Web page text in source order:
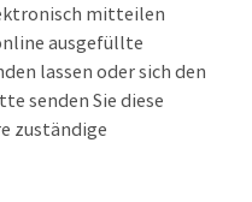
mitteilen
ausgefüllte
lassen oder sich den
senden Sie diese
zuständige